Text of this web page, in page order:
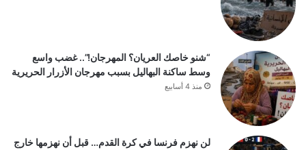
“شنو خاصك العريان؟ المهرجان!”.. غضب واسع
وسط ساكنة البهاليل بسبب مهرجان الأزرار الحريرية
منذ 4 أسابيع
لن نهزم فرنسا في كرة القدم… قبل أن نهزمها خارج